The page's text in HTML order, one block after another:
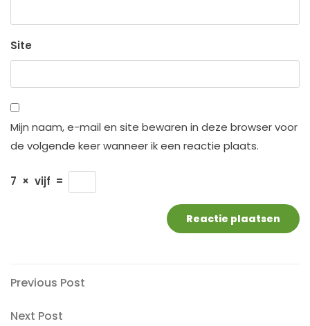
Site
Mijn naam, e-mail en site bewaren in deze browser voor
de volgende keer wanneer ik een reactie plaats.
7 × vijf =
Berichtnavigatie
Previous
Previous Post
Next
Next Post